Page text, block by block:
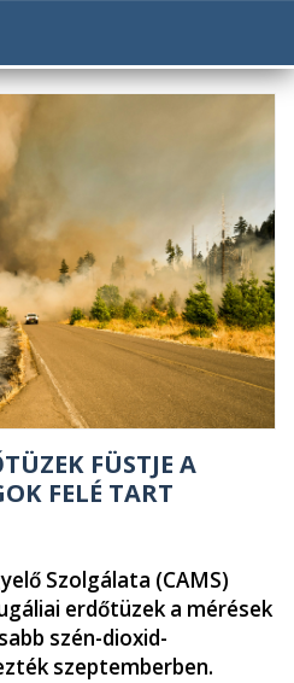
FÜSTJE A
FELÉ TART
Szolgálata (CAMS)
erdőtüzek a mérések
szén-dioxid-
szeptemberben.